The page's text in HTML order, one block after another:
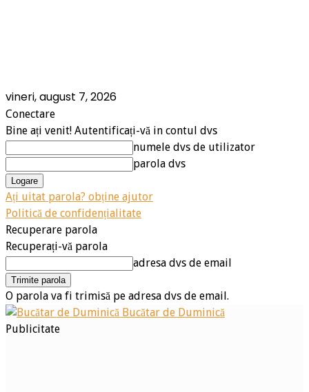
vineri, august 7, 2026
Conectare
Bine ați venit! Autentificați-vă in contul dvs
numele dvs de utilizator
parola dvs
Ați uitat parola? obține ajutor
Politică de confidențialitate
Recuperare parola
Recuperați-vă parola
adresa dvs de email
O parola va fi trimisă pe adresa dvs de email.
Bucătar de Duminică
Publicitate